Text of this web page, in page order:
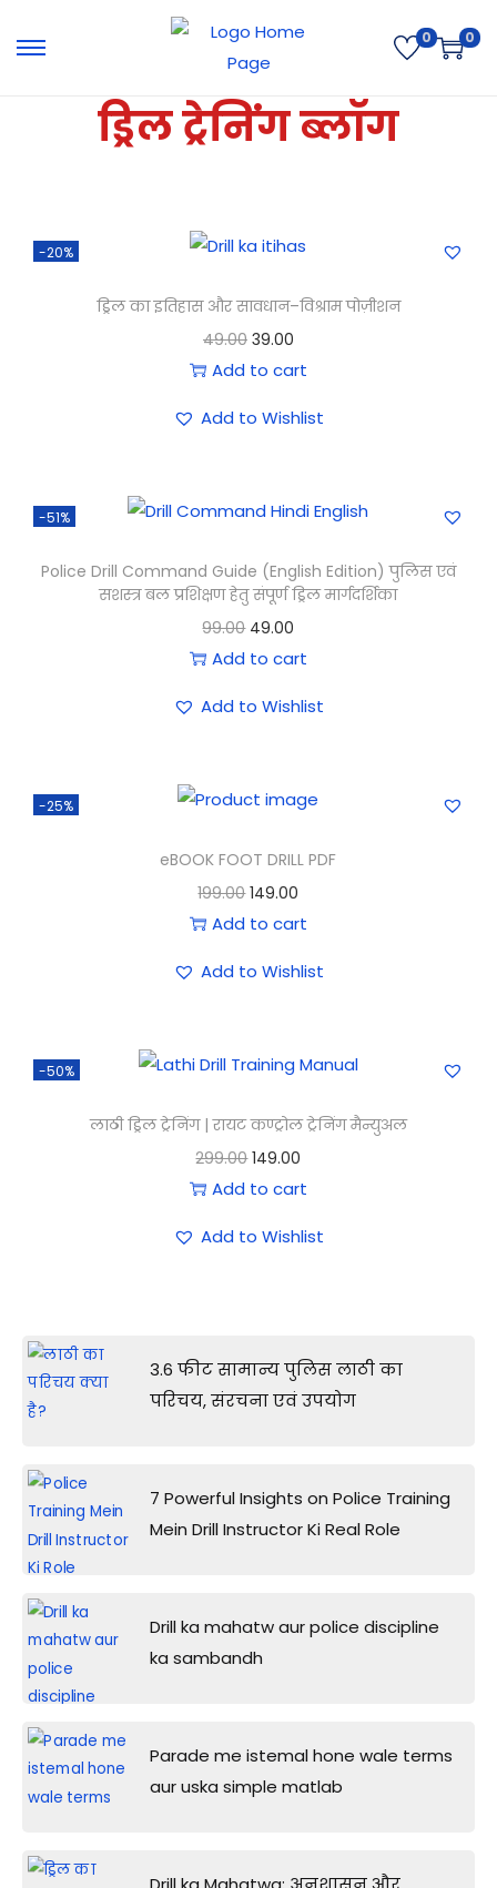
0 0
ड्रिल ट्रेनिंग ब्लॉग
-20%
ड्रिल का इतिहास और सावधान–विश्राम पोज़ीशन
49.00 39.00
Add to cart
Add to Wishlist
-51%
Police Drill Command Guide (English Edition) पुलिस एवं
सशस्त्र बल प्रशिक्षण हेतु संपूर्ण ड्रिल मार्गदर्शिका
99.00 49.00
Add to cart
Add to Wishlist
-25%
eBOOK FOOT DRILL PDF
199.00 149.00
Add to cart
Add to Wishlist
-50%
लाठी ड्रिल ट्रेनिंग | रायट कण्ट्रोल ट्रेनिंग मैन्युअल
299.00 149.00
Add to cart
Add to Wishlist
3.6 फीट सामान्य पुलिस लाठी का
परिचय, संरचना एवं उपयोग
7 Powerful Insights on Police Training
Mein Drill Instructor Ki Real Role
Drill ka mahatw aur police discipline
ka sambandh
Parade me istemal hone wale terms
aur uska simple matlab